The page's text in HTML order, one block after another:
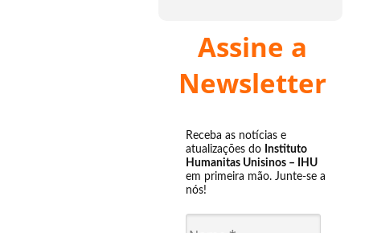
Assine a
Newsletter
Receba as notícias e
atualizações do Instituto
Humanitas Unisinos – IHU
em primeira mão. Junte-se a
nós!